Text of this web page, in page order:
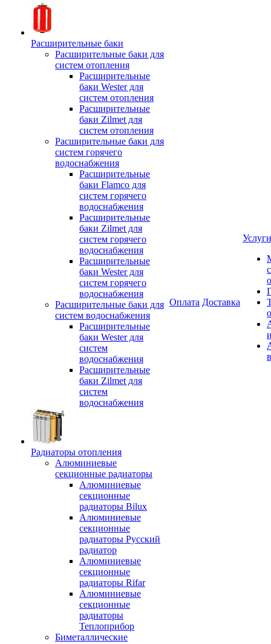
Расширительные баки
Расширительные баки для
систем отопления
Расширительные
баки Wester для
систем отопления
Расширительные
баки Zilmet для
систем отопления
Расширительные баки для
систем горячего
водоснабжения
Расширительные
баки Flamco для
систем горячего
водоснабжения
Расширительные
баки Zilmet для
систем горячего
водоснабжения
Расширительные
баки Wester для
систем горячего
водоснабжения
Расширительные баки для
систем водоснабжения
Расширительные
баки Wester для
систем
водоснабжения
Расширительные
баки Zilmet для
систем
водоснабжения
Радиаторы отопления
Алюминиевые
секционные радиаторы
Алюминиевые
секционные
радиаторы Bilux
Алюминиевые
секционные
радиаторы Русский
радиатор
Алюминиевые
секционные
радиаторы Rifar
Алюминиевые
секционные
радиаторы
Теплоприбор
Биметаллические
Оплата Доставка
Услуги